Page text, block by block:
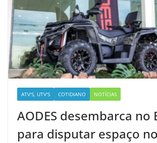
ATV'S, UTV'S COTIDIANO NOTÍCIAS
AODES desembarca no
para disputar espaço no